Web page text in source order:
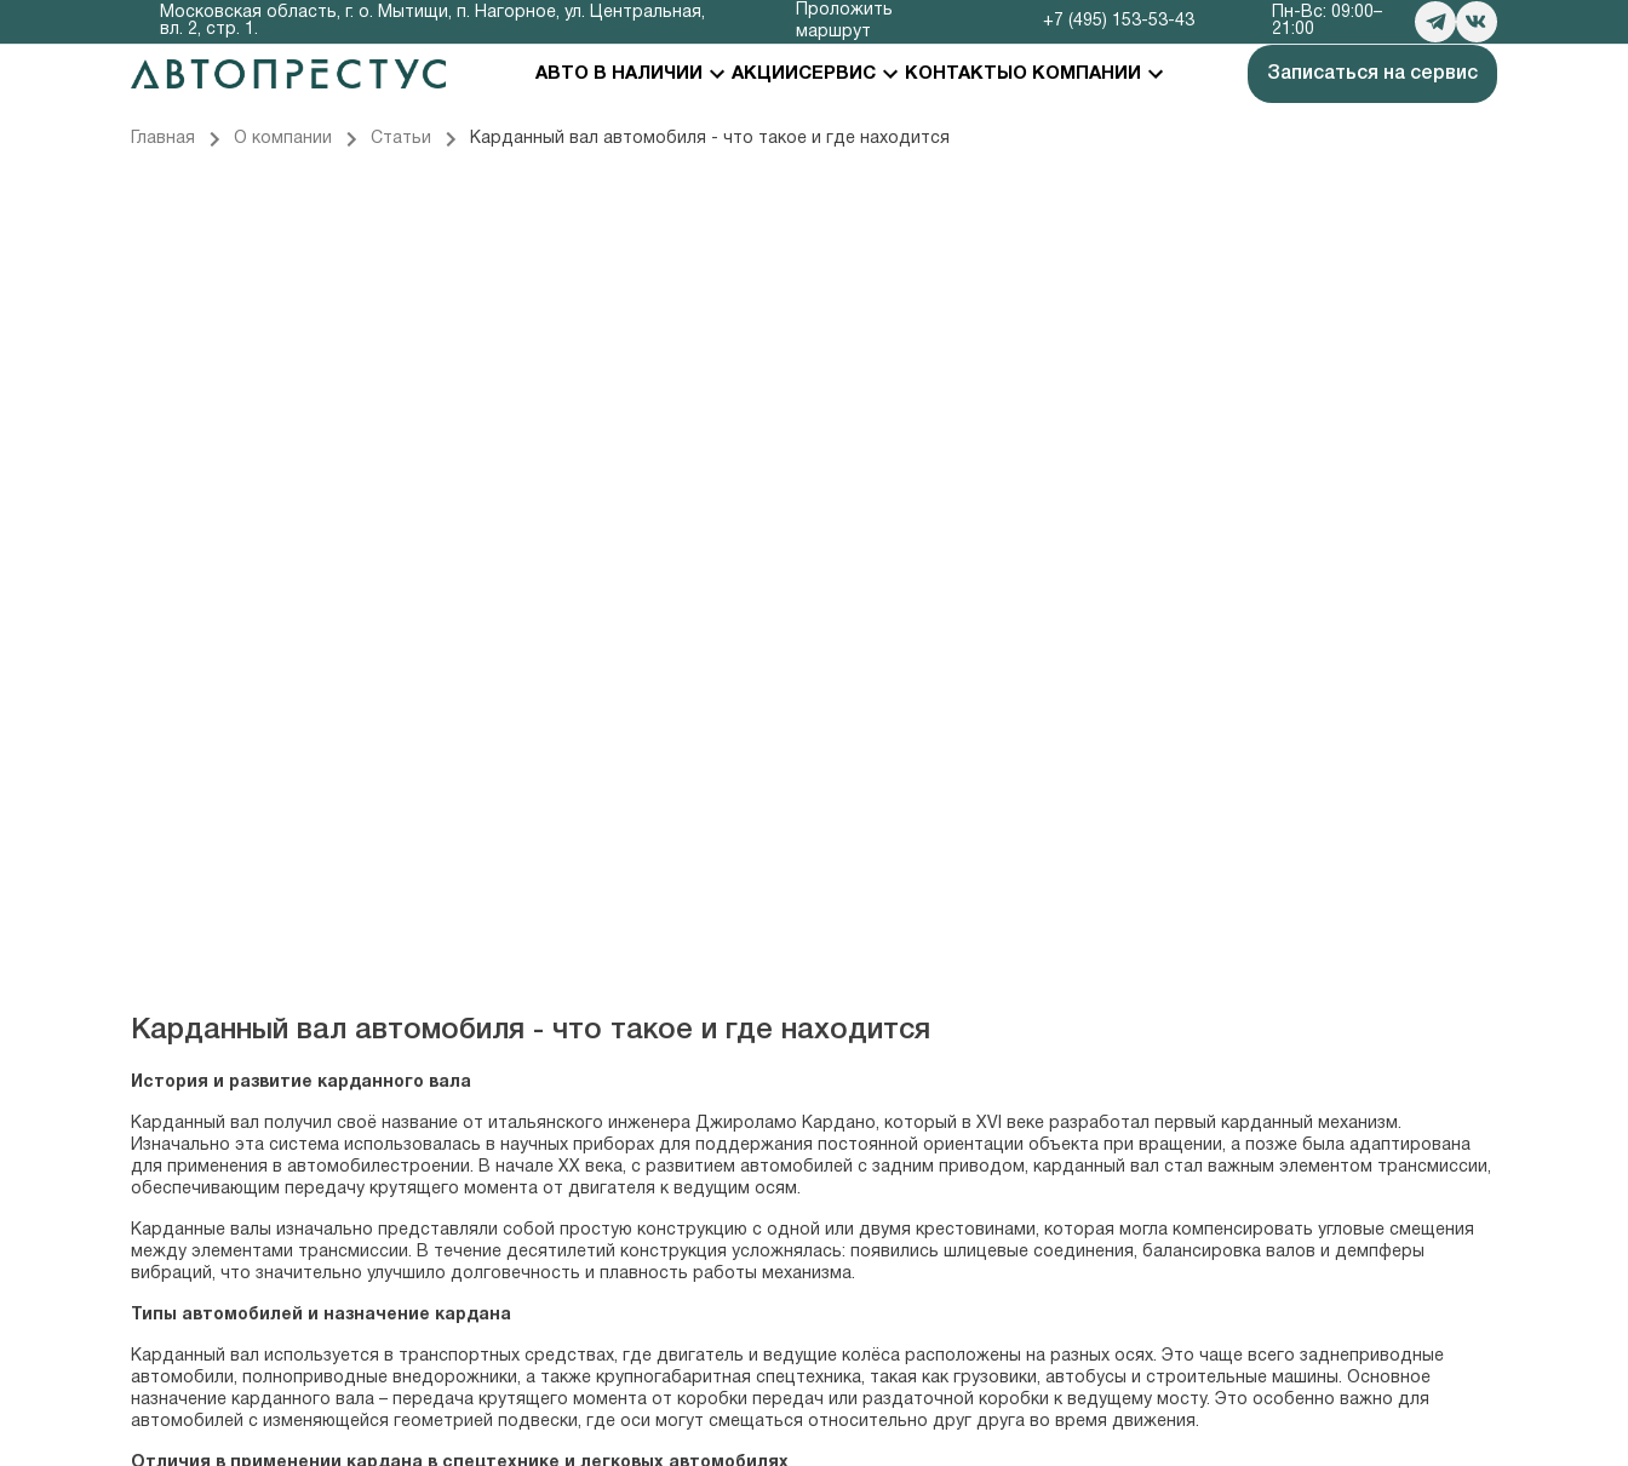
Московская область, г. о. Мытищи, п. Нагорное, ул. Центральная,
вл. 2, стр. 1.
Проложить
маршрут
+7 (495) 153-53-43
Пн-Вс: 09:00–
21:00
АВТО В НАЛИЧИИ АКЦИИ СЕРВИС КОНТАКТЫ О КОМПАНИИ Записаться на сервис
Главная О компании Статьи Карданный вал автомобиля - что такое и где находится
Карданный вал автомобиля - что такое и где находится
История и развитие карданного вала
Карданный вал получил своё название от итальянского инженера Джироламо Кардано, который в XVI веке разработал первый карданный механизм.
Изначально эта система использовалась в научных приборах для поддержания постоянной ориентации объекта при вращении, а позже была адаптирована
для применения в автомобилестроении. В начале XX века, с развитием автомобилей с задним приводом, карданный вал стал важным элементом трансмиссии,
обеспечивающим передачу крутящего момента от двигателя к ведущим осям.
Карданные валы изначально представляли собой простую конструкцию с одной или двумя крестовинами, которая могла компенсировать угловые смещения
между элементами трансмиссии. В течение десятилетий конструкция усложнялась: появились шлицевые соединения, балансировка валов и демпферы
вибраций, что значительно улучшило долговечность и плавность работы механизма.
Типы автомобилей и назначение кардана
Карданный вал используется в транспортных средствах, где двигатель и ведущие колёса расположены на разных осях. Это чаще всего заднеприводные
автомобили, полноприводные внедорожники, а также крупногабаритная спецтехника, такая как грузовики, автобусы и строительные машины. Основное
назначение карданного вала – передача крутящего момента от коробки передач или раздаточной коробки к ведущему мосту. Это особенно важно для
автомобилей с изменяющейся геометрией подвески, где оси могут смещаться относительно друг друга во время движения.
Отличия в применении кардана в спецтехнике и легковых автомобилях